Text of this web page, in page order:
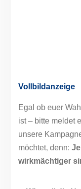
Vollbildanzeige
Egal ob euer
ist – bitte meldet
unsere
möchtet, denn:
wirkmächtiger